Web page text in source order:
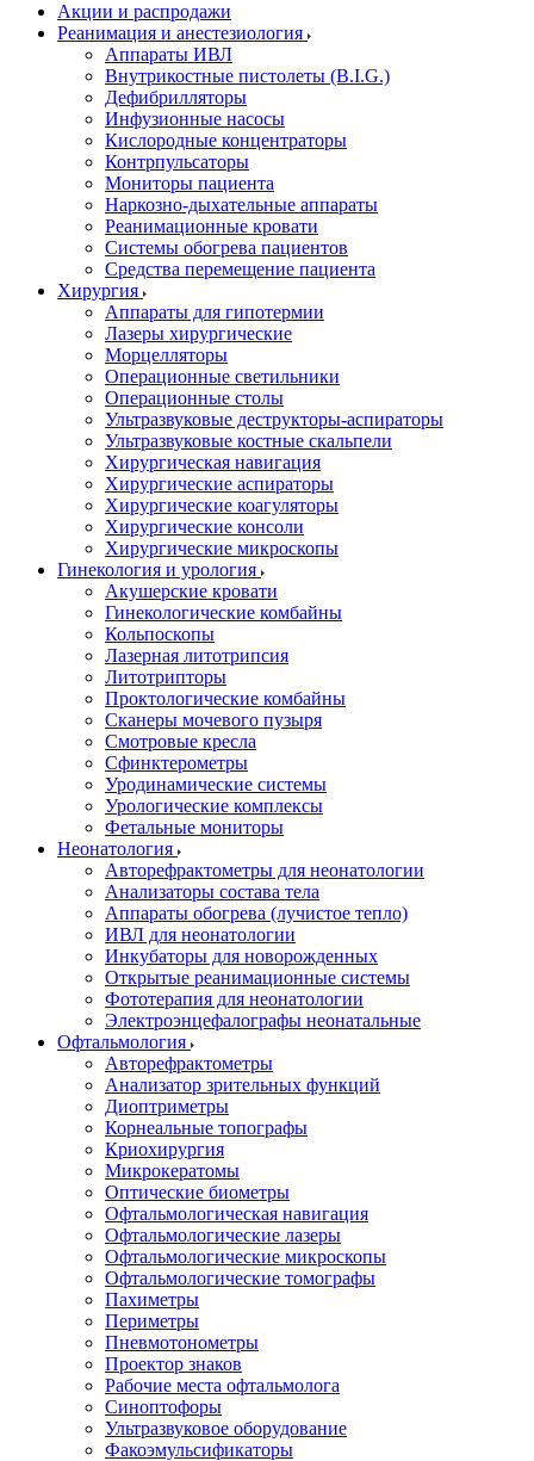
Акции и распродажи
Реанимация и анестезиология
Аппараты ИВЛ
Внутрикостные пистолеты (B.I.G.)
Дефибрилляторы
Инфузионные насосы
Кислородные концентраторы
Контрпульсаторы
Мониторы пациента
Наркозно-дыхательные аппараты
Реанимационные кровати
Системы обогрева пациентов
Средства перемещение пациента
Хирургия
Аппараты для гипотермии
Лазеры хирургические
Морцелляторы
Операционные светильники
Операционные столы
Ультразвуковые деструкторы-аспираторы
Ультразвуковые костные скальпели
Хирургическая навигация
Хирургические аспираторы
Хирургические коагуляторы
Хирургические консоли
Хирургические микроскопы
Гинекология и урология
Акушерские кровати
Гинекологические комбайны
Кольпоскопы
Лазерная литотрипсия
Литотрипторы
Проктологические комбайны
Сканеры мочевого пузыря
Смотровые кресла
Сфинктерометры
Уродинамические системы
Урологические комплексы
Фетальные мониторы
Неонатология
Авторефрактометры для неонатологии
Анализаторы состава тела
Аппараты обогрева (лучистое тепло)
ИВЛ для неонатологии
Инкубаторы для новорожденных
Открытые реанимационные системы
Фототерапия для неонатологии
Электроэнцефалографы неонатальные
Офтальмология
Авторефрактометры
Анализатор зрительных функций
Диоптриметры
Корнеальные топографы
Криохирургия
Микрокератомы
Оптические биометры
Офтальмологическая навигация
Офтальмологические лазеры
Офтальмологические микроскопы
Офтальмологические томографы
Пахиметры
Периметры
Пневмотонометры
Проектор знаков
Рабочие места офтальмолога
Синоптофоры
Ультразвуковое оборудование
Факоэмульсификаторы